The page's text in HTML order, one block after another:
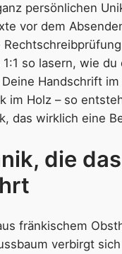
persönlichen
vor dem
1:1 so lasern, wie du
Handschrift
im Holz – so
das wirklich eine
die
fränkischem
verbirgt